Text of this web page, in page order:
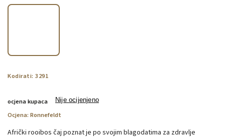
Kodirati: 3291
ocjena kupaca Nije ocijenjeno
Ocjena: Ronnefeldt
Afrički rooibos čaj poznat je po svojim blagodatima za zdravlje